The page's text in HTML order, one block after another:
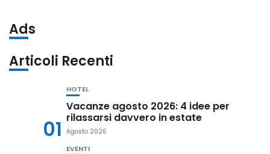
Ads
Articoli Recenti
01
HOTEL
Vacanze agosto 2026: 4 idee per
rilassarsi davvero in estate
Agosto 2026
EVENTI